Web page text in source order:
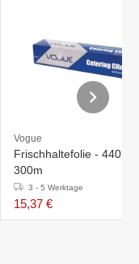
Vogue
Frischhaltefolie -
300m
3 - 5 Werktage
15,37 €